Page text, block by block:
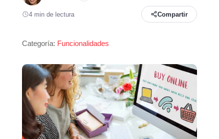
4 min de lectura Compartir
Categoría: Funcionalidades